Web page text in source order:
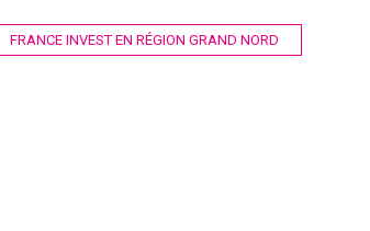
Navigation
FRANCE INVEST EN RÉGION GRAND NORD